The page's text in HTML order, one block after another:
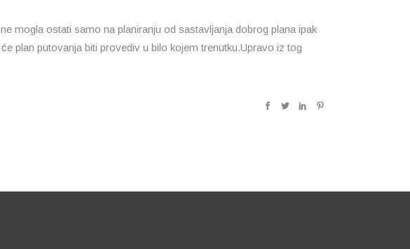
mogla ostati samo na planiranju od sastavljanja dobrog plana ipak
plan putovanja biti provediv u bilo kojem trenutku.Upravo iz tog